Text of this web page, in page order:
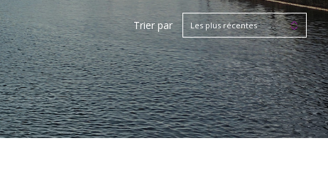
Trier par Les plus récentes